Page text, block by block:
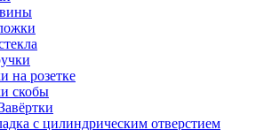
на розетке
скобы
с цилиндрическим отверстием